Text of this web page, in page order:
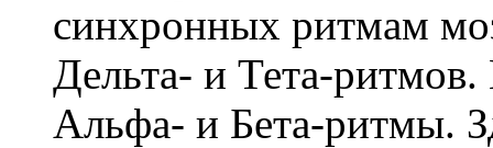
синхронных ритмам
Дельта- и Тета-
Альфа- и Бета-ритмы.